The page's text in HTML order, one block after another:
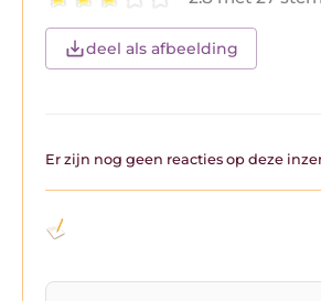
deel als afbeelding
Er zijn nog geen reacties op deze